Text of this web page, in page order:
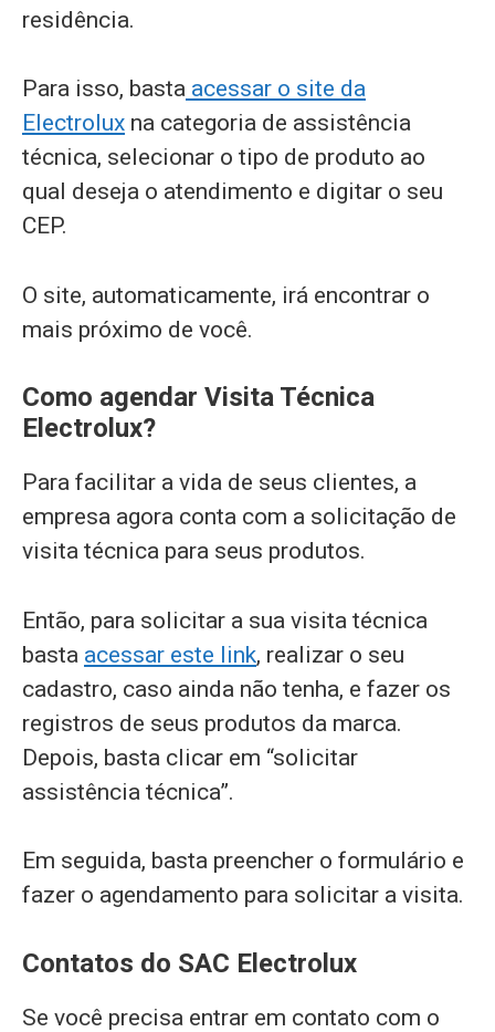
residência.
Para isso, basta acessar o site da
Electrolux na categoria de assistência
técnica, selecionar o tipo de produto ao
qual deseja o atendimento e digitar o seu
CEP.
O site, automaticamente, irá encontrar o
mais próximo de você.
Como agendar Visita Técnica
Electrolux?
Para facilitar a vida de seus clientes, a
empresa agora conta com a solicitação de
visita técnica para seus produtos.
Então, para solicitar a sua visita técnica
basta acessar este link, realizar o seu
cadastro, caso ainda não tenha, e fazer os
registros de seus produtos da marca.
Depois, basta clicar em “solicitar
assistência técnica”.
Em seguida, basta preencher o formulário e
fazer o agendamento para solicitar a visita.
Contatos do SAC Electrolux
Se você precisa entrar em contato com o